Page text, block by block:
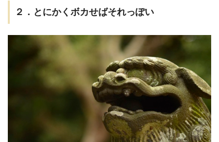
２．とにかくボカせばそれっぽい